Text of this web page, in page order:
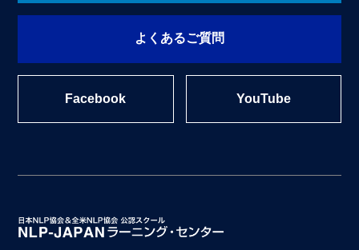
よくあるご質問
Facebook YouTube